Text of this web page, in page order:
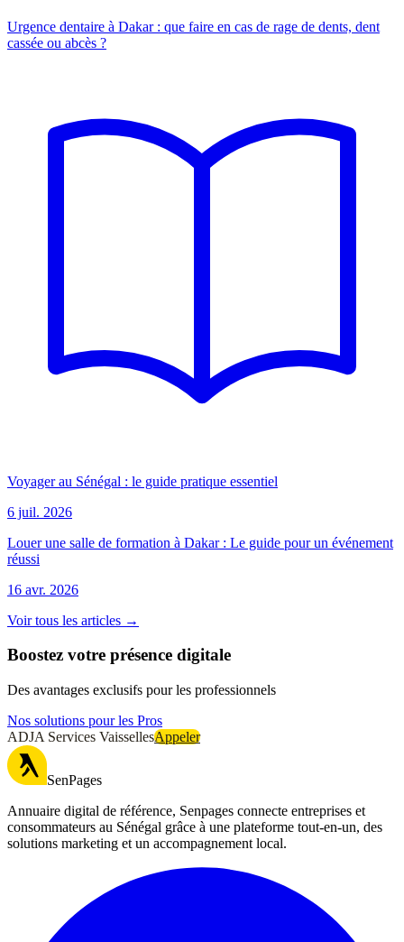
Urgence dentaire à Dakar : que faire en cas de rage de dents, dent
cassée ou abcès ?
Voyager au Sénégal : le guide pratique essentiel
6 juil. 2026
Louer une salle de formation à Dakar : Le guide pour un événement
réussi
16 avr. 2026
Voir tous les articles →
Boostez votre présence digitale
Des avantages exclusifs pour les professionnels
Nos solutions pour les Pros
ADJA Services VaissellesAppeler
SenPages
Annuaire digital de référence, Senpages connecte entreprises et
consommateurs au Sénégal grâce à une plateforme tout-en-un, des
solutions marketing et un accompagnement local.